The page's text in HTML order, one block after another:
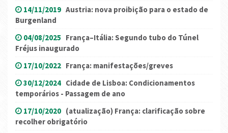
14/11/2019 Austria: nova proibição para o estado de
Burgenland
04/08/2025 França–Itália: Segundo tubo do Túnel
Fréjus inaugurado
17/10/2022 França: manifestações/greves
30/12/2024 Cidade de Lisboa: Condicionamentos
temporários - Passagem de ano
17/10/2020 (atualização) França: clarificação sobre
recolher obrigatório